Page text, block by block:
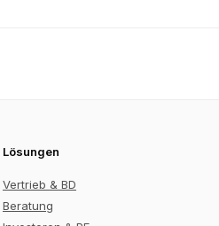
Lösungen
Vertrieb & BD
Beratung